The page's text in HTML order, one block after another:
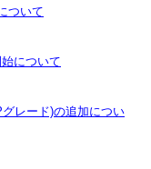
ついて
について
レード)の追加につい